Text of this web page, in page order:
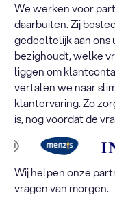
We werken voor
daarbuiten. Zij
gedeeltelijk aan
bezighoudt, welke
liggen om
vertalen we naar
klantervaring. Zo
is, nog voordat de
Wij helpen onze
vragen van morgen.